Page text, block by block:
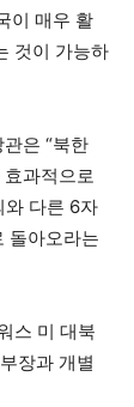
이 매우 활
것이 가능하
은 “북한
과적으로
와 다른 6자
돌아오라는
스 미 대북
장과 개별